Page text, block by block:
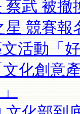
蔡武 被撤
星 競賽報
活動「
化創意